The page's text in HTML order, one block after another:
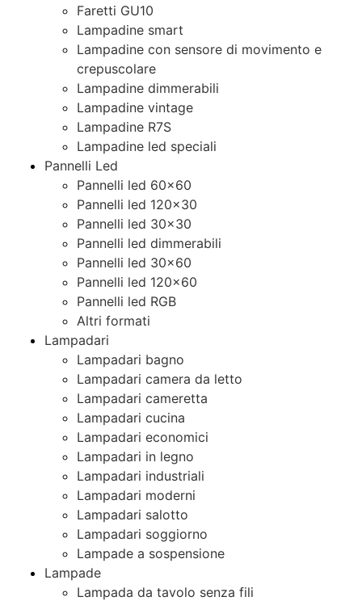
Faretti GU10
Lampadine smart
Lampadine con sensore di movimento e
crepuscolare
Lampadine dimmerabili
Lampadine vintage
Lampadine R7S
Lampadine led speciali
Pannelli Led
Pannelli led 60×60
Pannelli led 120×30
Pannelli led 30×30
Pannelli led dimmerabili
Pannelli led 30×60
Pannelli led 120×60
Pannelli led RGB
Altri formati
Lampadari
Lampadari bagno
Lampadari camera da letto
Lampadari cameretta
Lampadari cucina
Lampadari economici
Lampadari in legno
Lampadari industriali
Lampadari moderni
Lampadari salotto
Lampadari soggiorno
Lampade a sospensione
Lampade
Lampada da tavolo senza fili